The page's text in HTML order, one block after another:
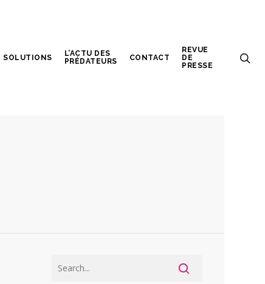
SOLUTIONS
L’ACTU DES
PRÉDATEURS
CONTACT
REVUE
DE
PRESSE